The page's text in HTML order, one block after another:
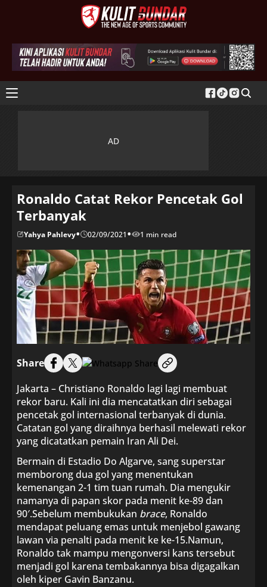
Ronaldo Catat Rekor Pencetak Gol
Terbanyak
Yahya Pahlevy• 02/09/2021• 1 min read
Share
Jakarta – Christiano Ronaldo lagi lagi membuat
rekor baru. Kali ini dia mencatatkan diri sebagai
pencetak gol internasional terbanyak di dunia.
Catatan gol yang diraihnya berhasil melewati rekor
yang dicatatkan pemain Iran Ali Dei.
Bermain di Estadio Do Algarve, sang superstar
memborong dua gol yang menentukan
kemenangan 2-1 tim tuan rumah. Dia mengukir
namanya di papan skor pada menit ke-89 dan
90′.Sebelum membukukan brace, Ronaldo
mendapat peluang emas untuk menjebol gawang
lawan via penalti pada menit ke ke-15.Namun,
Ronaldo tak mampu mengonversi kans tersebut
menjadi gol karena tembakannya bisa digagalkan
oleh kiper Gavin Banzanu.